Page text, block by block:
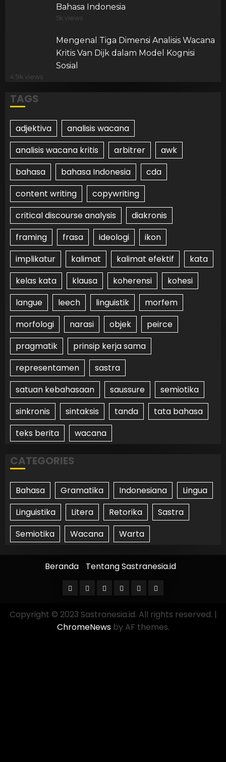
Bahasa Indonesia
5k views
Mengenal Tiga Dimensi Analisis Wacana
Kritis Van Dijk dalam Model Kognisi
Sosial
4.9k views
TAGS
adjektiva
analisis wacana
analisis wacana kritis
arbitrer
awk
bahasa
bahasa Indonesia
cda
content writing
copywriting
critical discourse analysis
diakronis
framing
frasa ideologi
ikon
implikatur
kalimat kalimat efektif
kata
kelas kata
klausa koherensi
kohesi
langue
leech linguistik
morfem
morfologi
narasi objek
peirce
pragmatik
prinsip kerja sama
representamen
sastra
satuan kebahasaan
saussure
semiotika
sinkronis
sintaksis tanda
tata bahasa
teks berita
wacana
CATEGORIES
Bahasa Gramatika Indonesiana
Lingua
Linguistika
Litera Retorika
Sastra
Semiotika
Wacana Warta
Beranda Tentang Sastranesia.id
Copyright © 2023 Sastranesia.id. All rights reserved. |
ChromeNewsby AF themes.